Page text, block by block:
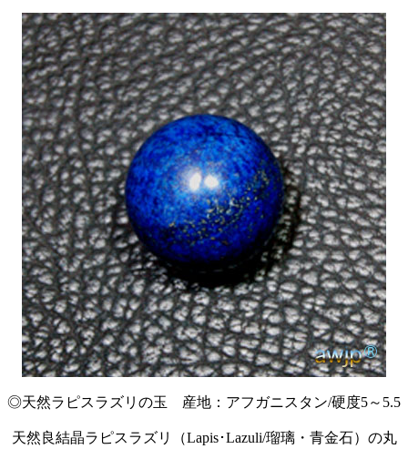
◎天然ラピスラズリの玉 産地：アフガニスタン/硬度5～5.5
天然良結晶ラピスラズリ（Lapis･Lazuli/瑠璃・青金石）の丸